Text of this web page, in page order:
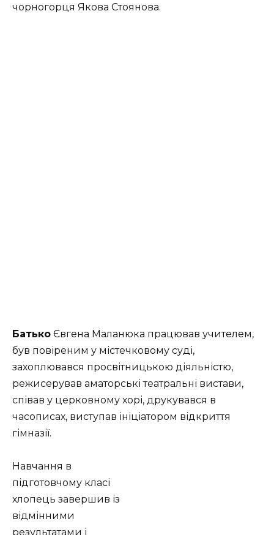
чорногорця Якова Стоянова.
Батько Євгена Маланюка працював учителем,
був повіреним у містечковому суді,
захоплювався просвітницькою діяльністю,
режисерував аматорські театральні вистави,
співав у церковному хорі, друкувався в
часописах, виступав ініціатором відкриття
гімназії.
Навчання в
підготовчому класі
хлопець завершив із
відмінними
результатами і